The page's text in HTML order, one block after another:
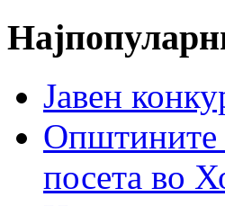
Јавен
Општините
посета во